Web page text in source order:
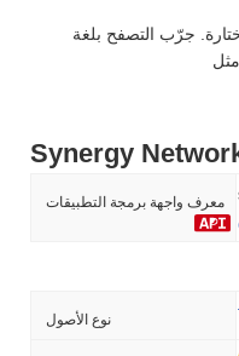
جرّب التصفح بلغة
معرف واجهة برمجة التطبيقات
نوع الأصول